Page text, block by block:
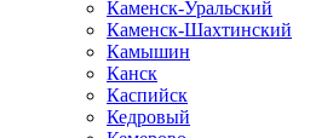
Каменск-Уральский
Каменск-Шахтинский
Камышин
Канск
Каспийск
Кедровый